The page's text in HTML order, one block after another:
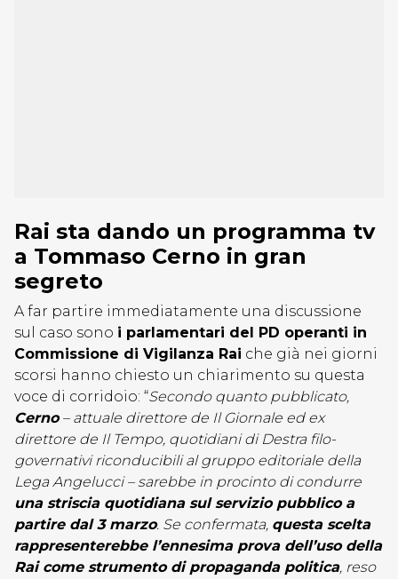
Rai sta dando un programma tv
a Tommaso Cerno in gran
segreto
A far partire immediatamente una discussione
sul caso sono i parlamentari del PD operanti in
Commissione di Vigilanza Rai che già nei giorni
scorsi hanno chiesto un chiarimento su questa
voce di corridoio: “Secondo quanto pubblicato,
Cerno– attuale direttore de Il Giornale ed ex
direttore de Il Tempo, quotidiani di Destra filo-
governativi riconducibili al gruppo editoriale della
Lega Angelucci – sarebbe in procinto di condurre
una striscia quotidiana sul servizio pubblico a
partire dal 3 marzo. Se confermata, questa scelta
rappresenterebbe l’ennesima prova dell’uso della
Rai come strumento di propaganda politica, reso